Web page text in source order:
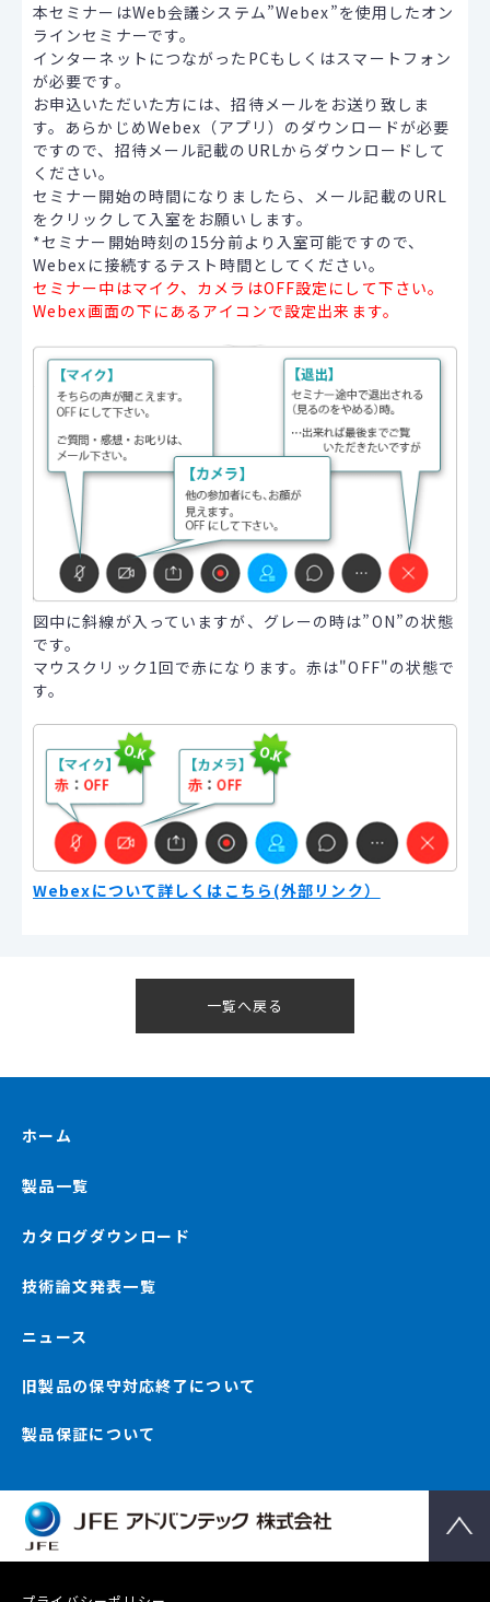
本セミナーはWeb会議システム”Webex”を使用したオン
ラインセミナーです。
インターネットにつながったPCもしくはスマートフォン
が必要です。
お申込いただいた方には、招待メールをお送り致しま
す。あらかじめWebex（アプリ）のダウンロードが必要
ですので、招待メール記載のURLからダウンロードして
ください。
セミナー開始の時間になりましたら、メール記載のURL
をクリックして入室をお願いします。
*セミナー開始時刻の15分前より入室可能ですので、
Webexに接続するテスト時間としてください。
セミナー中はマイク、カメラはOFF設定にして下さい。
Webex画面の下にあるアイコンで設定出来ます。
図中に斜線が入っていますが、グレーの時は”ON”の状態
です。
マウスクリック1回で赤になります。赤は"OFF"の状態で
す。
Webexについて詳しくはこちら(外部リンク）
一覧へ戻る
ホーム
製品一覧
カタログダウンロード
技術論文発表一覧
ニュース
旧製品の保守対応終了について
製品保証について